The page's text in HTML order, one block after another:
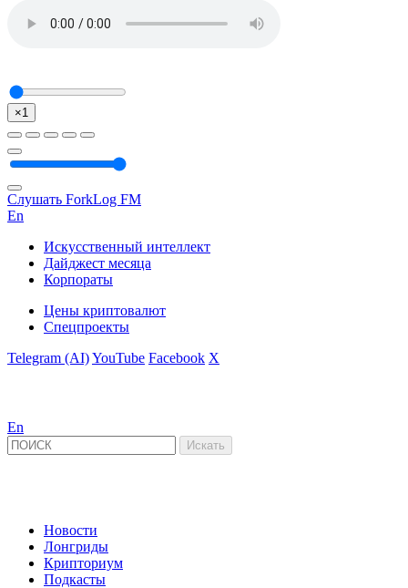
×1
Слушать ForkLog FM
En
Искусственный интеллект
Дайджест месяца
Корпораты
Цены криптовалют
Спецпроекты
Telegram (AI)YouTube Facebook X
En
Новости
Лонгриды
Крипториум
Подкасты